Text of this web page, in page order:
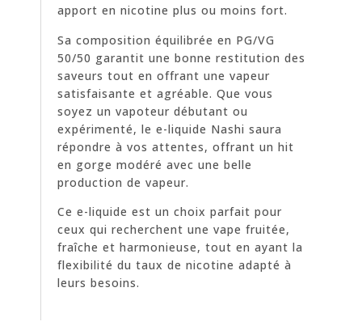
apport en nicotine plus ou moins fort.
Sa composition équilibrée en PG/VG
50/50 garantit une bonne restitution des
saveurs tout en offrant une vapeur
satisfaisante et agréable. Que vous
soyez un vapoteur débutant ou
expérimenté, le e-liquide Nashi saura
répondre à vos attentes, offrant un hit
en gorge modéré avec une belle
production de vapeur.
Ce e-liquide est un choix parfait pour
ceux qui recherchent une vape fruitée,
fraîche et harmonieuse, tout en ayant la
flexibilité du taux de nicotine adapté à
leurs besoins.